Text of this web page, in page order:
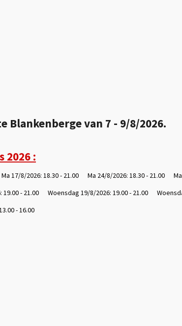
Blankenberge van 7 - 9/8/2026.
2026 :
17/8/2026: 18.30 - 21.00 Ma 24/8/2026: 18.30 - 21.00 Ma
- 21.00 Woensdag 19/8/2026: 19.00 - 21.00
- 16.00